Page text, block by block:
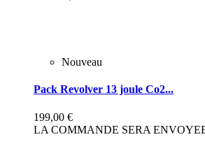
Nouveau
Pack Revolver 13 joule Co2...
199,00 €
LA COMMANDE SERA